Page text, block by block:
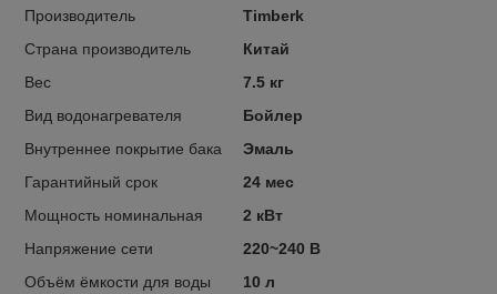
Производитель
Timberk
Страна производитель
Китай
Вес
7.5 кг
Вид водонагревателя
Бойлер
Внутреннее покрытие бака
Эмаль
Гарантийный срок
24 мес
Мощность номинальная
2 кВт
Напряжение сети
220~240 В
Объём ёмкости для воды
10 л